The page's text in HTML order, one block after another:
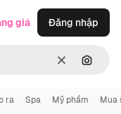
ThôngTìm
giá Đăng nhập
ra Spa Mỹ phẩm Mua